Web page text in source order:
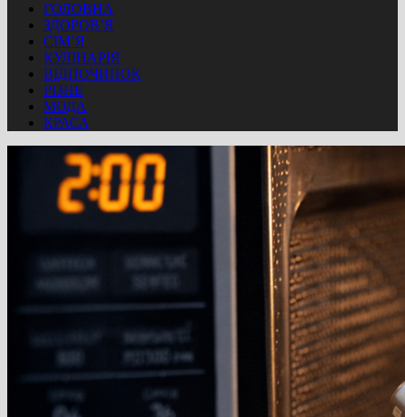
ГОЛОВНА
ЗДОРОВ’Я
СІМ’Я
КУЛІНАРІЯ
ВІДПОЧИНОК
РІЗНЕ
МОДА
КРАСА